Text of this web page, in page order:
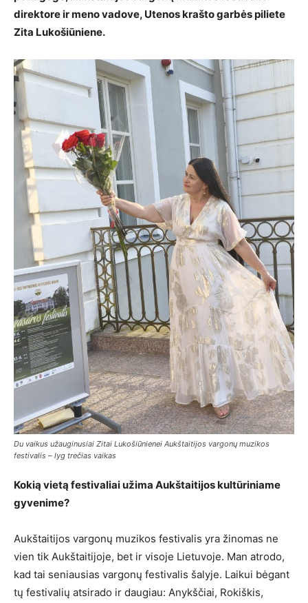
direktore ir meno vadove, Utenos krašto garbės piliete
Zita Lukošiūniene.
Du vaikus užauginusiai Zitai Lukošiūnienei Aukštaitijos vargonų muzikos
festivalis – lyg trečias vaikas
Kokią vietą festivaliai užima Aukštaitijos kultūriniame
gyvenime?
Aukštaitijos vargonų muzikos festivalis yra žinomas ne
vien tik Aukštaitijoje, bet ir visoje Lietuvoje. Man atrodo,
kad tai seniausias vargonų festivalis šalyje. Laikui bėgant
tų festivalių atsirado ir daugiau: Anykščiai, Rokiškis,